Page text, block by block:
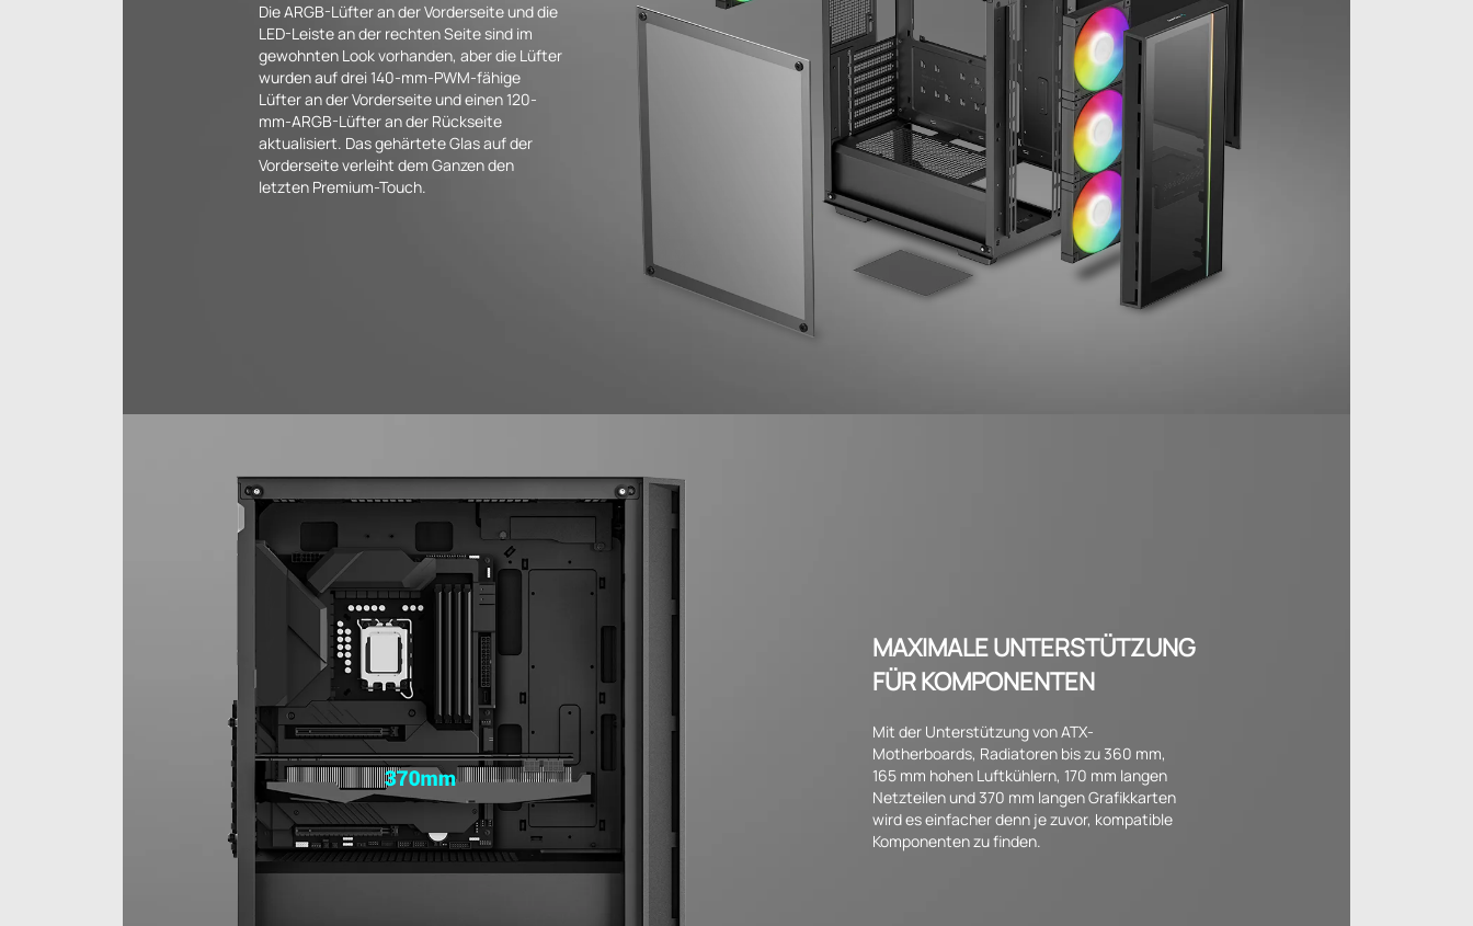
Die ARGB-Lüfter an der Vorderseite und die
LED-Leiste an der rechten Seite sind im
gewohnten Look vorhanden, aber die Lüfter
wurden auf drei 140-mm-PWM-fähige
Lüfter an der Vorderseite und einen 120-
mm-ARGB-Lüfter an der Rückseite
aktualisiert. Das gehärtete Glas auf der
Vorderseite verleiht dem Ganzen den
letzten Premium-Touch.
MAXIMALE UNTERSTÜTZUNG
FÜR KOMPONENTEN
Mit der Unterstützung von ATX-
Motherboards, Radiatoren bis zu 360 mm,
165 mm hohen Luftkühlern, 170 mm langen
Netzteilen und 370 mm langen Grafikkarten
wird es einfacher denn je zuvor, kompatible
Komponenten zu finden.